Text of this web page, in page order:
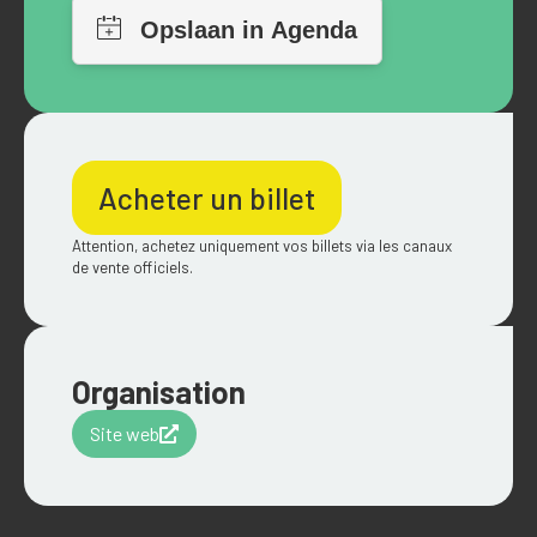
Acheter un billet
Attention, achetez uniquement vos billets via les canaux
de vente officiels.
Organisation
Site web